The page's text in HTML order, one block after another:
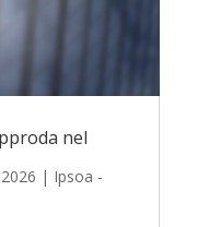
nel
| Ipsoa -